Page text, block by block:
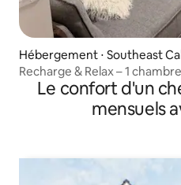
Hébergement ⋅ Southeast
Recharge & Relax – 1
Queen Size – Calgary
Le confort d'un
mensuels